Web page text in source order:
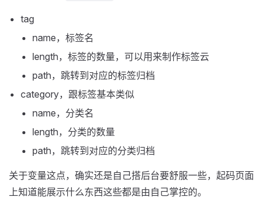
tag
name，标签名
length，标签的数量，可以用来制作标签云
path，跳转到对应的标签归档
category，跟标签基本类似
name，分类名
length，分类的数量
path，跳转到对应的分类归档
关于变量这点，确实还是自己搭后台要舒服一些，起码页面
上知道能展示什么东西这些都是由自己掌控的。